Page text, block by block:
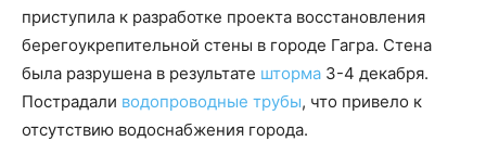
приступила к разработке проекта восстановления
берегоукрепительной стены в городе Гагра. Стена
была разрушена в результате шторма 3-4 декабря.
Пострадали водопроводные трубы, что привело к
отсутствию водоснабжения города.